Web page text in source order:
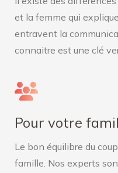
et la femme qui
entravent la
connaitre est une clé
Pour votre
Le bon équilibre du
famille. Nos experts